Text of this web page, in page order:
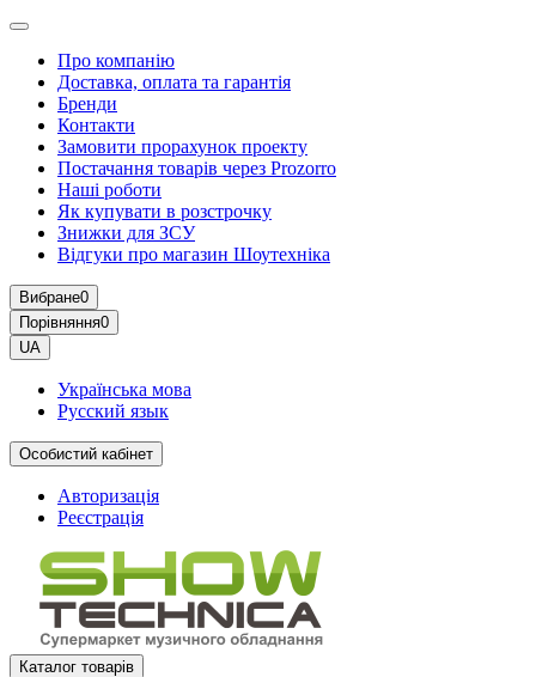
Про компанію
Доставка, оплата та гарантія
Бренди
Контакти
Замовити прорахунок проекту
Постачання товарів через Prozorro
Наші роботи
Як купувати в розстрочку
Знижки для ЗСУ
Відгуки про магазин Шоутехнiка
Вибране0
Порівняння0
UA
Українська мова
Русский язык
Особистий кабінет
Авторизація
Реєстрація
Каталог товарів